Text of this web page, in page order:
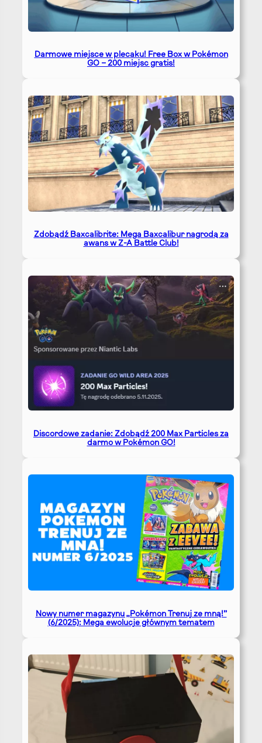
Darmowe miejsce w plecaku! Free Box w Pokémon
GO – 200 miejsc gratis!
Zdobądź Baxcalibrite: Mega Baxcalibur nagrodą za
awans w Z-A Battle Club!
Discordowe zadanie: Zdobądź 200 Max Particles za
darmo w Pokémon GO!
Nowy numer magazynu „Pokémon Trenuj ze mną!”
(6/2025): Mega ewolucje głównym tematem